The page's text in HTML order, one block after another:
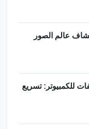
عالم الصور
للكمبيوتر: تسريع